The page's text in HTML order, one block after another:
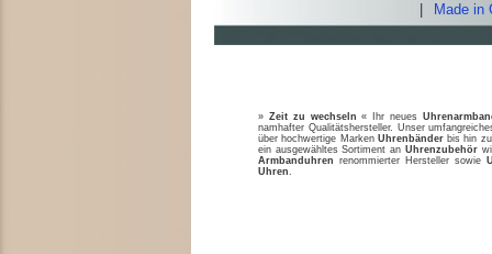
Made in
» Zeit zu wechseln « Ihr neues
namhafter Qualitätshersteller. Unser
über hochwertige Marken Uhrenbänderbis hin zu
ein ausgewähltes Sortiment an Uhrenzubehör
Armbanduhren renommierter Hersteller sowie
Uhren.